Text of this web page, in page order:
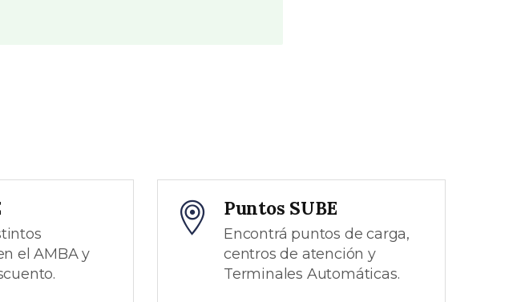
el AMBA y
Puntos SUBE
Encontrá puntos de carga,
centros de atención y
Terminales Automáticas.